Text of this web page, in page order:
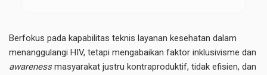
Berfokus pada kapabilitas teknis layanan kesehatan dalam
menanggulangi HIV, tetapi mengabaikan faktor inklusivisme dan
awarenessmasyarakat justru kontraproduktif, tidak efisien, dan